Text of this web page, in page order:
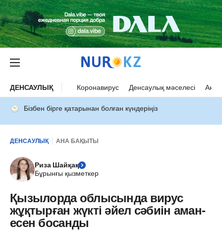
ДЕНСАУЛЫҚ Коронавирус Денсаулық мәселесі Ана
Бізбен бірге қатарынан болған күндеріңіз
ДЕНСАУЛЫҚ АНА БАҚЫТЫ
Риза Шайқақ
Бұрынғы қызметкер
Қызылорда облысында вирус
жұқтырған жүкті әйел сәбиін аман-
есен босанды